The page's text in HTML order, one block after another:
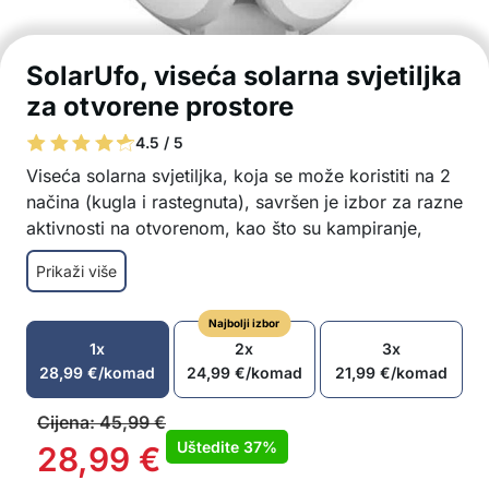
SolarUfo, viseća solarna svjetiljka
za otvorene prostore
4.5 / 5
Viseća solarna svjetiljka, koja se može koristiti na 2
načina (kugla i rastegnuta), savršen je izbor za razne
aktivnosti na otvorenom, kao što su kampiranje,
večernje zabave, uživanje na terasi, osvjetljenje
šatora itd.
Solarno svjetlo je prikladno za aktivnosti i
iskustva na otvorenom
Različiti načini postavljanja svjetla (u obliku
kugle i u razvučenom obliku)
Punjenje solarnom energijom
Solarna rasvjeta daje svjetlost 6-10 sati
Viseća lampa koja se može postaviti bilo gdje –
Prikaži više
1x
28,99€/komad
Najbolji izbor
2x
24,99 €/komad
3x
21,99€/komad
Cijena:45,99€
28,99 € Uštedite 37%